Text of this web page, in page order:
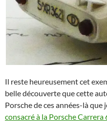
Il reste heureusement cet
belle découverte que cette
Porsche de ces années-là que
consacré à la Porsche Carrera